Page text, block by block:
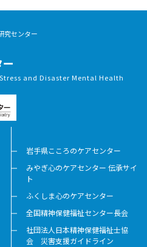
究センター
and Disaster Mental Health
岩手県こころのケアセンター
みやぎ心のケアセンター 伝承サイ
ト
ふくしま心のケアセンター
全国精神保健福祉センター長会
社団法人日本精神保健福祉士協
会 災害支援ガイドライン